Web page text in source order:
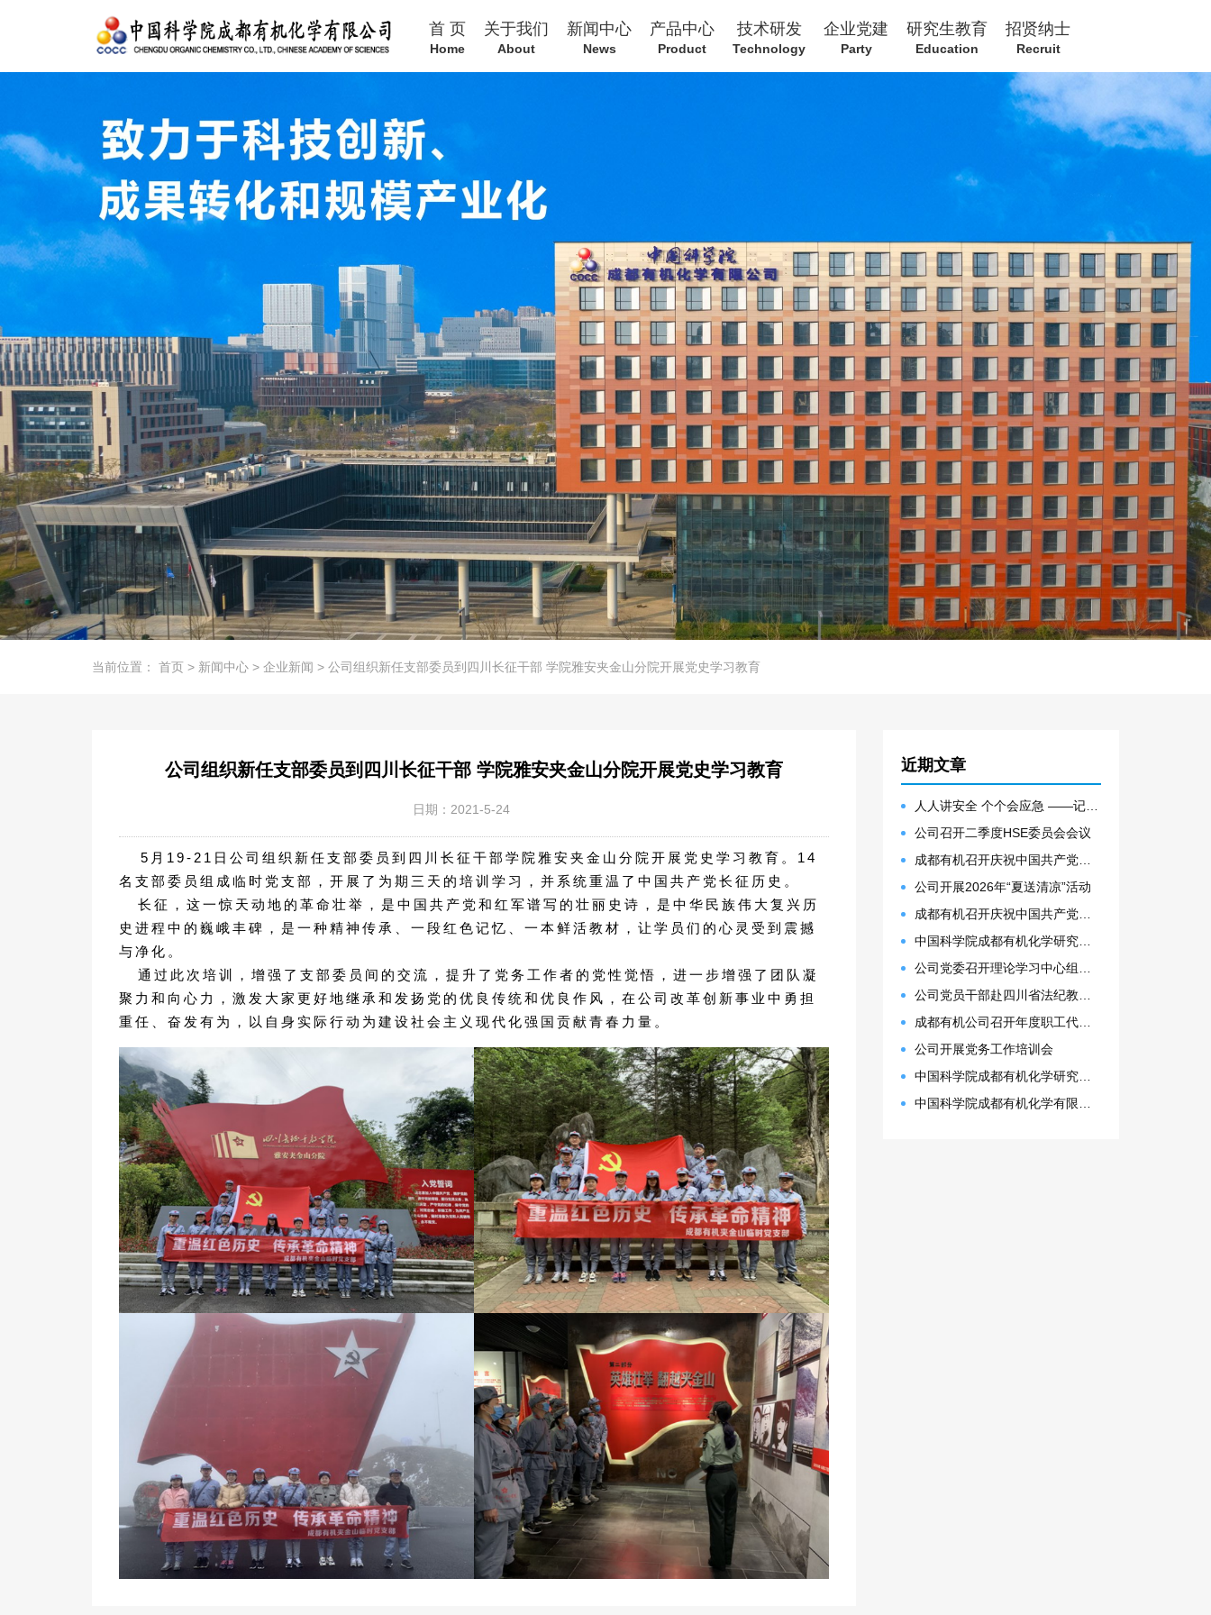
首 页
Home
关于我们
About
新闻中心
News
产品中心
Product
技术研发
Technology
企业党建
Party
研究生教育
Education
招贤纳士
Recruit
当前位置： 首页 > 新闻中心 > 企业新闻 > 公司组织新任支部委员到四川长征干部 学院雅安夹金山分院开展党史学习教育
公司组织新任支部委员到四川长征干部 学院雅安夹金山分院开展党史学习教育
日期：2021-5-24
5月19-21日公司组织新任支部委员到四川长征干部学院雅安夹金山分院开展党史学习教育。14
名支部委员组成临时党支部，开展了为期三天的培训学习，并系统重温了中国共产党长征历史。
长征，这一惊天动地的革命壮举，是中国共产党和红军谱写的壮丽史诗，是中华民族伟大复兴历
史进程中的巍峨丰碑，是一种精神传承、一段红色记忆、一本鲜活教材，让学员们的心灵受到震撼
与净化。
通过此次培训，增强了支部委员间的交流，提升了党务工作者的党性觉悟，进一步增强了团队凝
聚力和向心力，激发大家更好地继承和发扬党的优良传统和优良作风，在公司改革创新事业中勇担
重任、奋发有为，以自身实际行动为建设社会主义现代化强国贡献青春力量。
近期文章
人人讲安全 个个会应急 ——记大邑园区生产安全事故综合应急预案演练
公司召开二季度HSE委员会会议
成都有机召开庆祝中国共产党成立105周年表彰大会
公司开展2026年“夏送清凉”活动
成都有机召开庆祝中国共产党成立105周年表彰大会
中国科学院成都有机化学研究所 2027年接收推荐免试生(含直博生)招生简章
公司党委召开理论学习中心组（扩大）会议
公司党员干部赴四川省法纪教育基地开展警示教育活动
成都有机公司召开年度职工代表大会
公司开展党务工作培训会
中国科学院成都有机化学研究所2026年博士研究生拟录取名单公示
中国科学院成都有机化学有限公司2026年预算